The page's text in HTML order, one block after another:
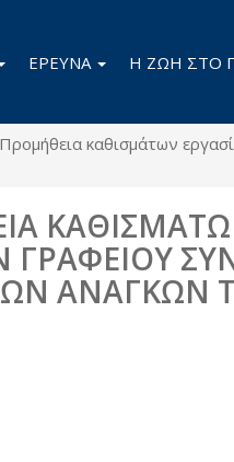
ΕΡΕΥΝΑ Η ΖΩΗ ΣΤΟ
Προμήθεια καθισμάτων
ΑΝΑΓΚΩΝ